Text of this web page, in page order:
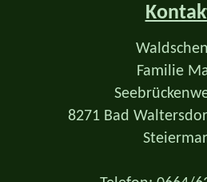
Familie
8271 Bad